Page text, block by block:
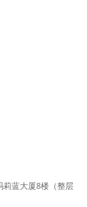
莉蓝大厦8楼（整层